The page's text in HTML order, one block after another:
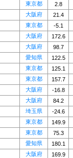
東京都
2.8
大阪府
21.4
東京都
-5.1
大阪府
172.6
大阪府
98.7
愛知県
122.5
東京都
125.1
東京都
157.7
大阪府
-16.8
大阪府
84.2
埼玉県
-24.6
東京都
149.9
東京都
75.3
愛知県
180.1
大阪府
169.9